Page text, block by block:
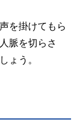
を掛けてもら
脈を切らさ
ょう。